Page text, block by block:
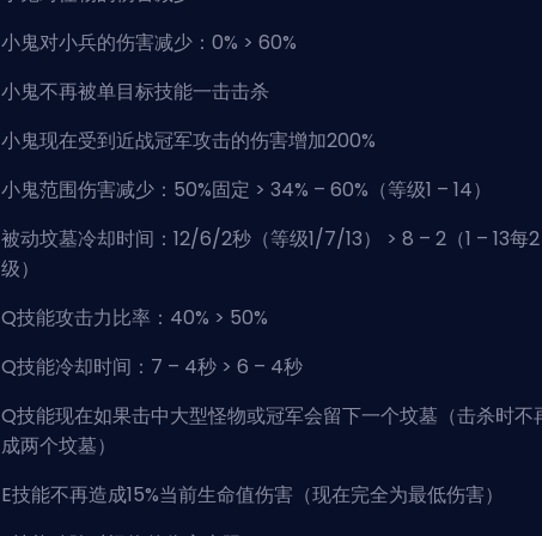
小鬼对小兵的伤害减少：0% > 60%
小鬼不再被单目标技能一击击杀
小鬼现在受到近战冠军攻击的伤害增加200%
小鬼范围伤害减少：50%固定 > 34% – 60%（等级1 – 14）
被动坟墓冷却时间：12/6/2秒（等级1/7/13） > 8 – 2（1 – 13每2
级）
Q技能攻击力比率：40% > 50%
Q技能冷却时间：7 – 4秒 > 6 – 4秒
Q技能现在如果击中大型怪物或冠军会留下一个坟墓（击杀时不
成两个坟墓）
E技能不再造成15%当前生命值伤害（现在完全为最低伤害）